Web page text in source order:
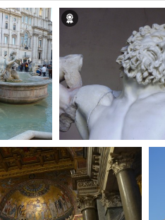
🏉